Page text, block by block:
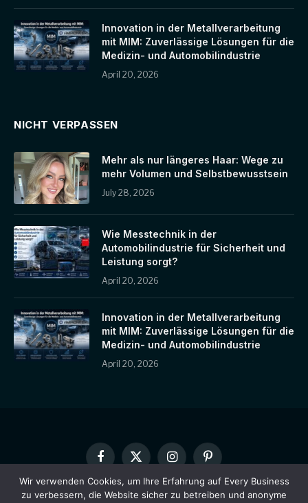
Innovation in der Metallverarbeitung
mit MIM: Zuverlässige Lösungen für die
Medizin- und Automobilindustrie
April 20, 2026
NICHT VERPASSEN
Mehr als nur längeres Haar: Wege zu
mehr Volumen und Selbstbewusstsein
July 28, 2026
Wie Messtechnik in der
Automobilindustrie für Sicherheit und
Leistung sorgt?
April 20, 2026
Innovation in der Metallverarbeitung
mit MIM: Zuverlässige Lösungen für die
Medizin- und Automobilindustrie
April 20, 2026
Facebook
X
(Twitter)
InstagramPinterest
HEIM ÜBER UNS KONTAKTIEREN SIE UNS
Wir verwenden Cookies, um Ihre Erfahrung auf Every Business
zu verbessern, die Website sicher zu betreiben und anonyme